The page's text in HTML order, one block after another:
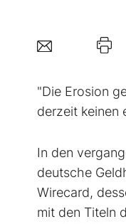
"Die Erosion
derzeit keinen
In den
deutsche
Wirecard,
mit den Titeln